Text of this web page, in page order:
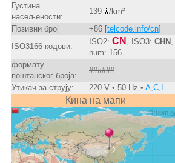
Густина
насељености:
139
/km²
Позивни број
+86 [telcode.info/cn]
ISO3166 кодови:
ISO2: CN , ISO3: CHN,
num: 156
формату
поштанског броја:
######
Утикач за струју:
220 V • 50 Hz • A,C,I
Кина на мапи